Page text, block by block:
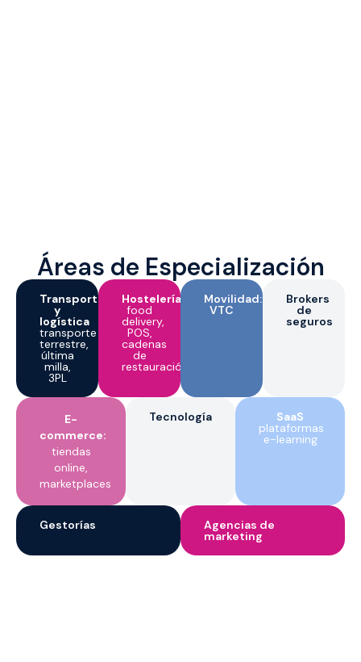
Áreas de Especialización
Transporte
y
logística
transporte
terrestre,
última
milla,
3PL
Hostelería:
food
delivery,
POS,
cadenas
de
restauración
Movilidad:
VTC
Brokers
de
seguros
E-
commerce:
tiendas
online,
marketplaces
Tecnología SaaS
plataformas
e-learning
Gestorías Agencias de
marketing